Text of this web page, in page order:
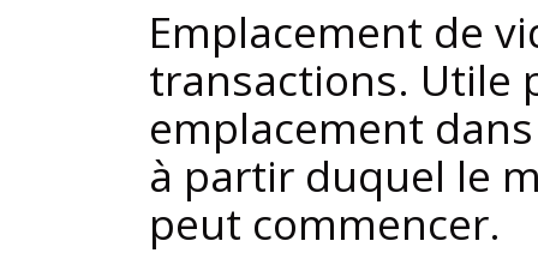
Emplacement de
transactions. Utile
emplacement
à partir duquel le
peut commencer.